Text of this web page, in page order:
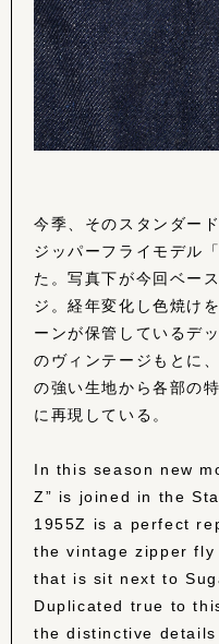
今季、そのスタンダー
ジッパーフライモデル
た。写真下が今回ベー
ジ。経年変化し色焼け
ーンが保管しているデ
のヴィンテージもとに
の強い生地から各部の
に再現している。
In this season new
Z” is joined in the
1955Z is a perfect
the vintage zipper fly
that is sit next to
Duplicated true to
the distinctive details